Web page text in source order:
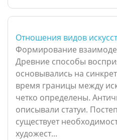
Отношения видов
Формирование
Древние способы
основывались на
время границы между
четко определены.
описывали статуи.
существует
художест...